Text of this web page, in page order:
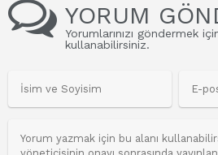
YORUM
Yorumlarınızı göndermek
kullanabilirsiniz.